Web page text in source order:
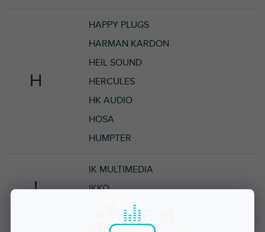
H
HAPPY PLUGS
HARMAN KARDON
HEIL SOUND
HERCULES
HK AUDIO
HOSA
HUMPTER
I
IK MULTIMEDIA
IKKO
IMAGE LINE